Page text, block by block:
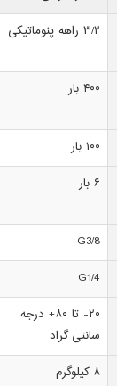
۳/۲ راهه پنوماتیکی
۴۰۰ بار
۱۰۰ بار
۶ بار
G3/8
G1/4
۲۰- تا ۸۰+ درجه
سانتی گراد
۸ کیلوگرم